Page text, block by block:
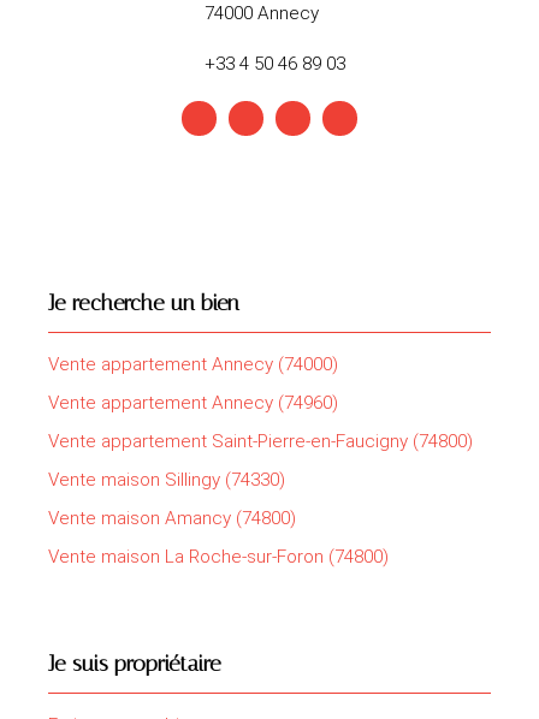
74000 Annecy
+33 4 50 46 89 03
Je recherche un bien
Vente appartement Annecy (74000)
Vente appartement Annecy (74960)
Vente appartement Saint-Pierre-en-Faucigny (74800)
Vente maison Sillingy (74330)
Vente maison Amancy (74800)
Vente maison La Roche-sur-Foron (74800)
Je suis propriétaire